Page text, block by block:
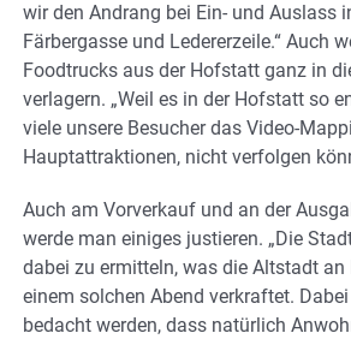
wir den Andrang bei Ein- und Auslass
Färbergasse und Ledererzeile.“ Auch
Foodtrucks aus der Hofstatt ganz in
verlagern. „Weil es in der Hofstatt so
viele unsere Besucher das Video-
Hauptattraktionen, nicht verfolgen
Auch am Vorverkauf und an der
werde man einiges justieren. „Die
dabei zu ermitteln, was die Altstadt an
einem solchen Abend verkraftet.
bedacht werden, dass natürlich